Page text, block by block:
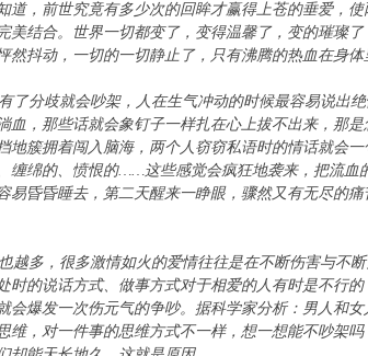
道，前世究竟有多少次的回眸才赢得上苍的垂爱，
美结合。世界一切都变了，变得温馨了，变的璀璨
然抖动，一切的一切静止了，只有沸腾的热血在身体
分歧就会吵架，人在生气冲动的时候最容易说出
血，那些话就会象钉子一样扎在心上拔不出来，那
地簇拥着闯入脑海，两个人窃窃私语时的情话就会
缠绵的、愤恨的……这些感觉会疯狂地袭来，把流血
易昏昏睡去，第二天醒来一睁眼，骤然又有无尽的
多，很多激情如火的爱情往往是在不断伤害与不
时的说话方式、做事方式对于相爱的人有时是不行
会爆发一次伤元气的争吵。据科学家分析：男人和
维，对一件事的思维方式不一样，想一想能不吵架